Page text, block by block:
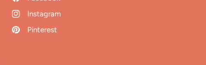
Instagram
Pinterest